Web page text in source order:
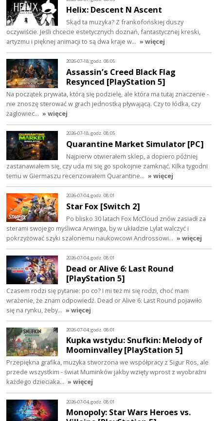
Helix: Descent N Ascent
Skąd ta muzyka? Z frankofońskiej duszy
oczywiście. Jeśli chcecie estetycznych doznań, fantastycznej kreski,
artyzmu i pięknej animacji to są dwa kraje w… » więcej
2026-07-18, godz. 08:05
Assassin’s Creed Black Flag
Resynced [PlayStation 5]
Na początek prywata, którą się podzielę, ale która ma tutaj znaczenie -
nie znoszę sterować w grach jednostką pływającą. Czy to łódka, czy
żaglowiec… » więcej
2026-07-18, godz. 08:05
Quarantine Market Simulator [PC]
Najpierw otwierałem sklep, a dopiero później
zastanawiałem się, czy uda mi się go spokojnie zamknąć. Kilka tygodni
temu w Giermaszu recenzowałem Quarantine… » więcej
2026-07-04, godz. 08:01
Star Fox [Switch 2]
Po blisko 30 latach Fox McCloud znów zasiadł za
sterami swojego myśliwca Arwinga, by w układzie Lylat walczyć i
pokrzyżować szyki szalonemu naukowcowi Androssowi… » więcej
2026-07-04, godz. 08:01
Dead or Alive 6: Last Round
[PlayStation 5]
Czasem rodzi się pytanie: po co? I mi też mi się rodzi, choć mam
wrażenie, że znam odpowiedź. Dead or Alive 6: Last Round pojawiło
się na rynku, żeby… » więcej
2026-07-04, godz. 08:01
Kupka wstydu: Snufkin: Melody of
Moominvalley [PlayStation 5]
Przepiękna grafika, muzyka stworzona we współpracy z Sigur Ros, ale
przede wszystkim - świat Muminków jakby wzięty wprost z wyobraźni
każdego dzieciaka… » więcej
2026-07-04, godz. 08:01
Monopoly: Star Wars Heroes vs.